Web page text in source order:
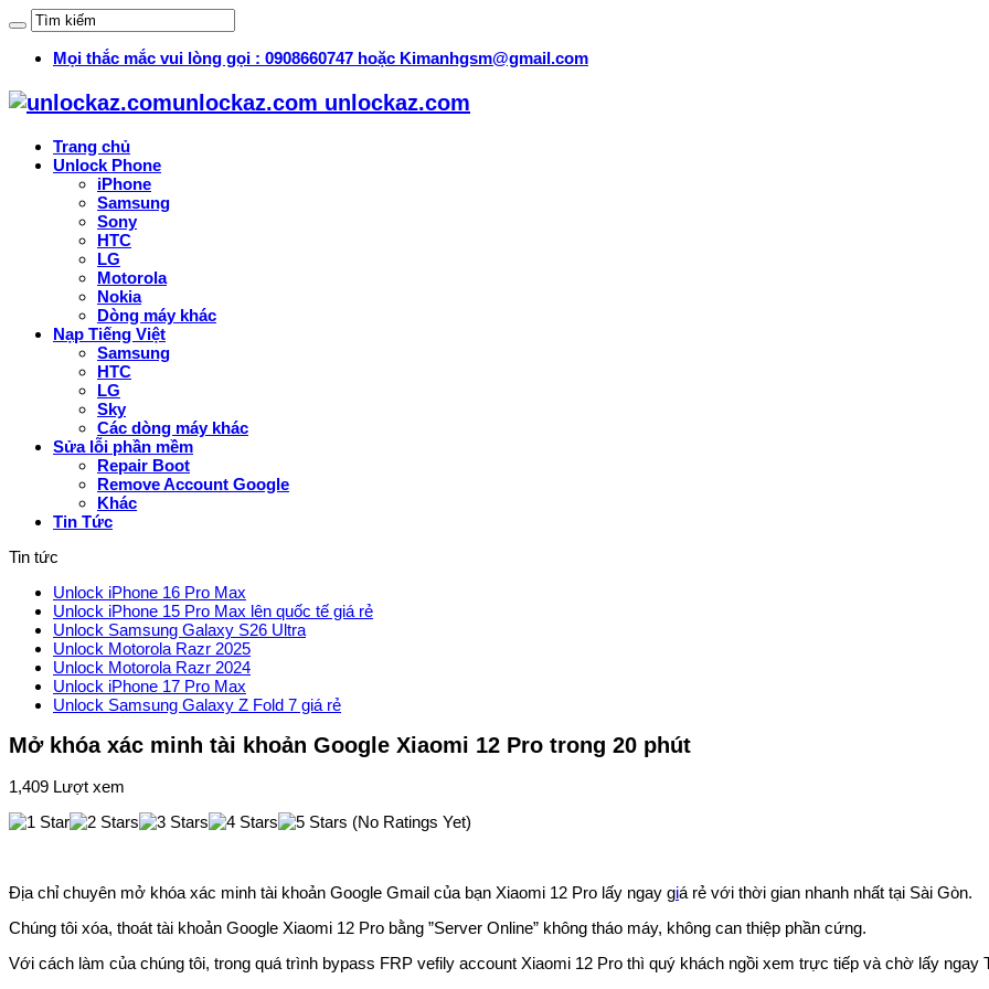
Mọi thắc mắc vui lòng gọi : 0908660747 hoặc Kimanhgsm@gmail.com
unlockaz.com unlockaz.com
Trang chủ
Unlock Phone
iPhone
Samsung
Sony
HTC
LG
Motorola
Nokia
Dòng máy khác
Nạp Tiếng Việt
Samsung
HTC
LG
Sky
Các dòng máy khác
Sửa lỗi phần mềm
Repair Boot
Remove Account Google
Khác
Tin Tức
Tin tức
Unlock iPhone 16 Pro Max
Unlock iPhone 15 Pro Max lên quốc tế giá rẻ
Unlock Samsung Galaxy S26 Ultra
Unlock Motorola Razr 2025
Unlock Motorola Razr 2024
Unlock iPhone 17 Pro Max
Unlock Samsung Galaxy Z Fold 7 giá rẻ
Mở khóa xác minh tài khoản Google Xiaomi 12 Pro trong 20 phút
1,409 Lượt xem
(No Ratings Yet)
Địa chỉ chuyên mở khóa xác minh tài khoản Google Gmail của bạn Xiaomi 12 Pro lấy ngay giá rẻ với thời gian nhanh nhất tại Sài Gòn.
Chúng tôi xóa, thoát tài khoản Google Xiaomi 12 Pro bằng ”Server Online” không tháo máy, không can thiệp phần cứng.
Với cách làm của chúng tôi, trong quá trình bypass FRP vefily account Xiaomi 12 Pro thì quý khách ngồi xem trực tiếp và chờ lấy ngay